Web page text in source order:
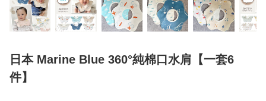
日本 Marine Blue 360°純棉口水肩【一套6
件】